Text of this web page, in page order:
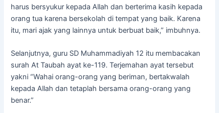
harus bersyukur kepada Allah dan berterima kasih kepada
orang tua karena bersekolah di tempat yang baik. Karena
itu, mari ajak yang lainnya untuk berbuat baik,” imbuhnya.
Selanjutnya, guru SD Muhammadiyah 12 itu membacakan
surah At Taubah ayat ke-119. Terjemahan ayat tersebut
yakni “Wahai orang-orang yang beriman, bertakwalah
kepada Allah dan tetaplah bersama orang-orang yang
benar.”